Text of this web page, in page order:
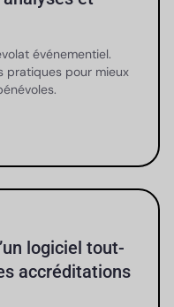
événementiel.
pratiques pour mieux
logiciel tout-
accréditations